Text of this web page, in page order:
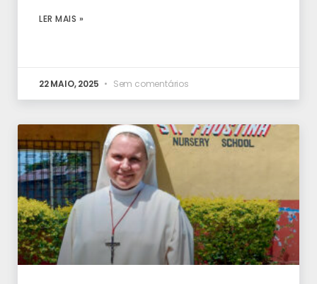
LER MAIS »
22 MAIO, 2025 Sem comentários